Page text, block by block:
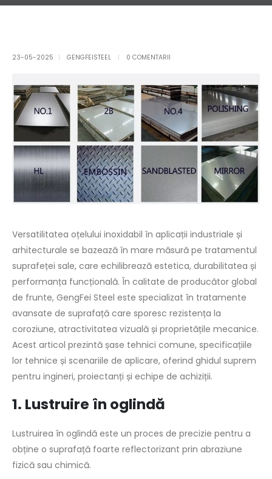
23-05-2025 GENGFEISTEEL 0 COMENTARII
Versatilitatea oțelului inoxidabil în aplicații industriale și
arhitecturale se bazează în mare măsură pe tratamentul
suprafeței sale, care echilibrează estetica, durabilitatea și
performanța funcțională. În calitate de producător global
de frunte, GengFei Steel este specializat în tratamente
avansate de suprafață care sporesc rezistența la
coroziune, atractivitatea vizuală și proprietățile mecanice.
Acest articol prezintă șase tehnici comune, specificațiile
lor tehnice și scenariile de aplicare, oferind ghidul suprem
pentru ingineri, proiectanți și echipe de achiziții.
1. Lustruire în oglindă
Lustruirea în oglindă este un proces de precizie pentru a
obține o suprafață foarte reflectorizant prin abraziune
fizică sau chimică.